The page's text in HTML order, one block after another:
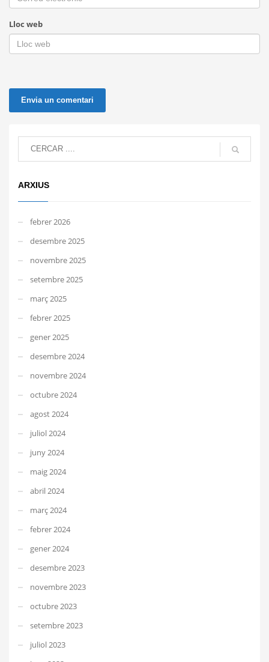
Lloc web
ARXIUS
febrer 2026
desembre 2025
novembre 2025
setembre 2025
març 2025
febrer 2025
gener 2025
desembre 2024
novembre 2024
octubre 2024
agost 2024
juliol 2024
juny 2024
maig 2024
abril 2024
març 2024
febrer 2024
gener 2024
desembre 2023
novembre 2023
octubre 2023
setembre 2023
juliol 2023